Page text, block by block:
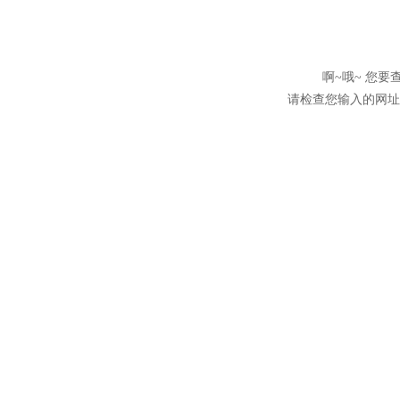
啊~哦~ 您要
请检查您输入的网